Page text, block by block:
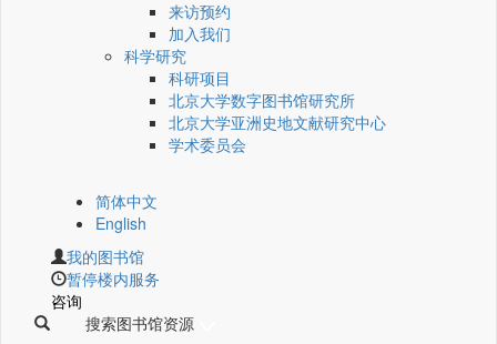
来访预约
加入我们
科学研究
科研项目
北京大学数字图书馆研究所
北京大学亚洲史地文献研究中心
学术委员会
简体中文
English
我的图书馆
暂停楼内服务
咨询
搜索图书馆资源